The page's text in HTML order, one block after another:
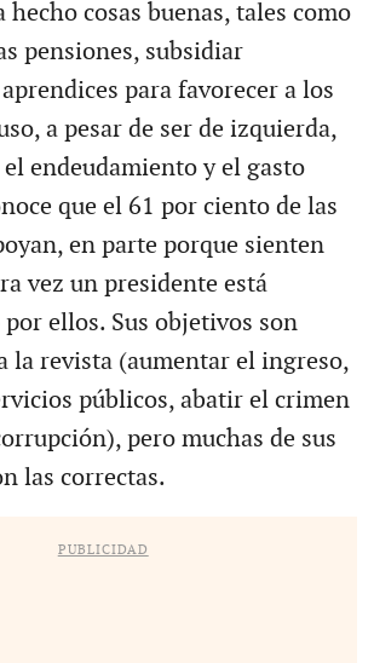
hecho cosas buenas, tales como
pensiones, subsidiar
para favorecer a los
a pesar de ser de izquierda,
endeudamiento y el gasto
que el 61 por ciento de las
en parte porque sienten
vez un presidente está
ellos. Sus objetivos son
la revista (aumentar el ingreso,
públicos, abatir el crimen
pero muchas de sus
las correctas.
PUBLICIDAD